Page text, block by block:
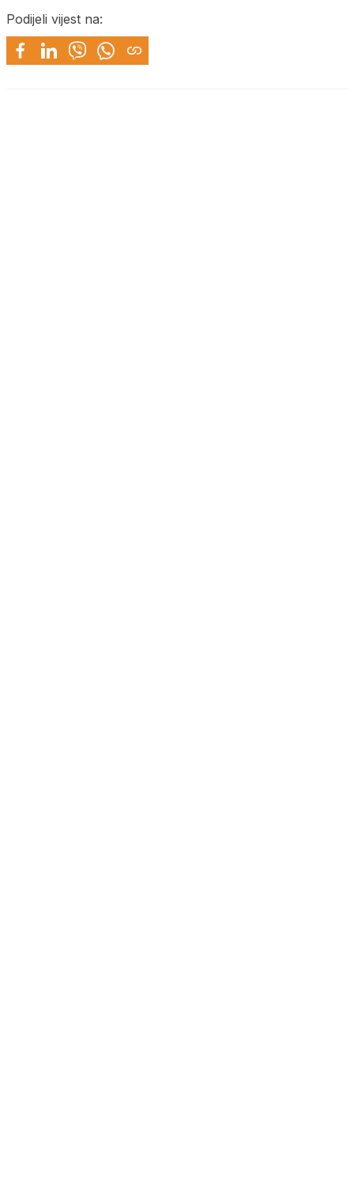
Podijeli vijest na: